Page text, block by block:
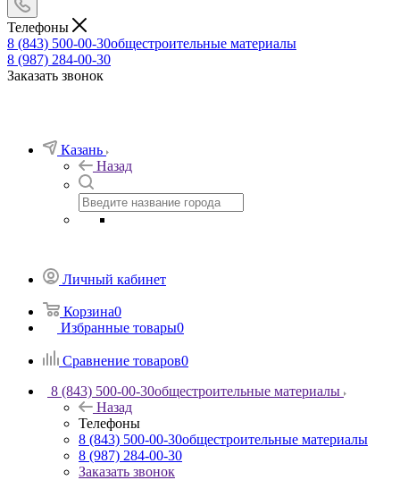
Телефоны
8 (843) 500-00-30общестроительные материалы
8 (987) 284-00-30
Заказать звонок
Казань
Назад
Личный кабинет
Корзина0
Избранные товары0
Сравнение товаров0
8 (843) 500-00-30общестроительные материалы
Назад
Телефоны
8 (843) 500-00-30общестроительные материалы
8 (987) 284-00-30
Заказать звонок